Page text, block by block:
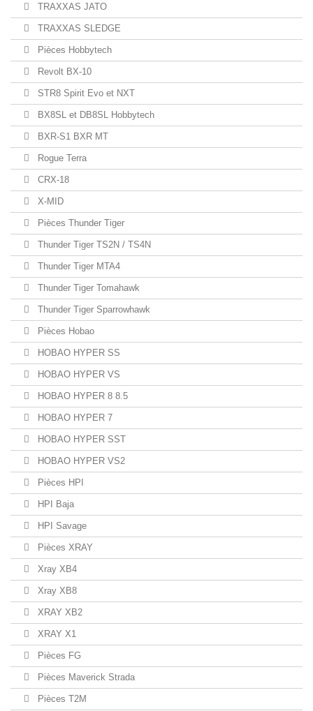
TRAXXAS JATO
TRAXXAS SLEDGE
Pièces Hobbytech
Revolt BX-10
STR8 Spirit Evo et NXT
BX8SL et DB8SL Hobbytech
BXR-S1 BXR MT
Rogue Terra
CRX-18
X-MID
Pièces Thunder Tiger
Thunder Tiger TS2N / TS4N
Thunder Tiger MTA4
Thunder Tiger Tomahawk
Thunder Tiger Sparrowhawk
Pièces Hobao
HOBAO HYPER SS
HOBAO HYPER VS
HOBAO HYPER 8 8.5
HOBAO HYPER 7
HOBAO HYPER SST
HOBAO HYPER VS2
Pièces HPI
HPI Baja
HPI Savage
Pièces XRAY
Xray XB4
Xray XB8
XRAY XB2
XRAY X1
Pièces FG
Pièces Maverick Strada
Pièces T2M